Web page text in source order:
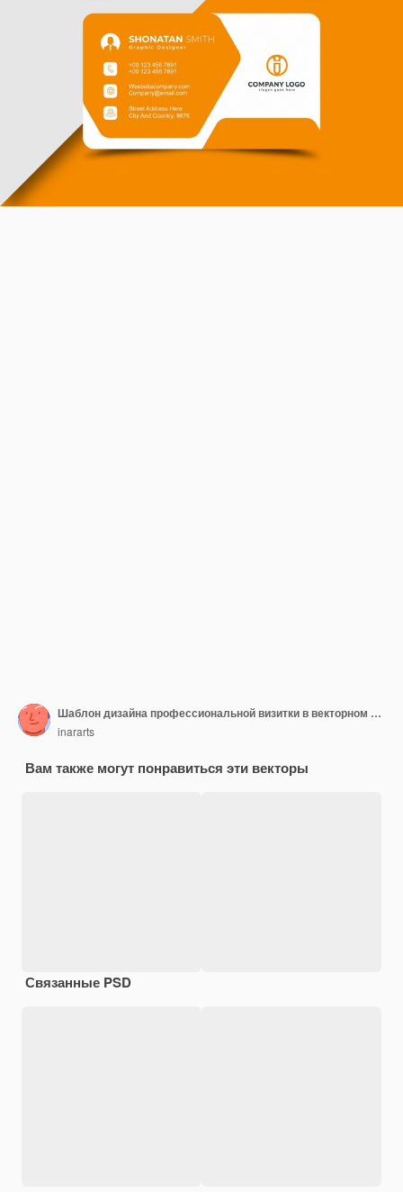
Шаблон дизайна профессиональной визитки в векторном стиле
inararts
Вам также могут понравиться эти векторы
Связанные PSD